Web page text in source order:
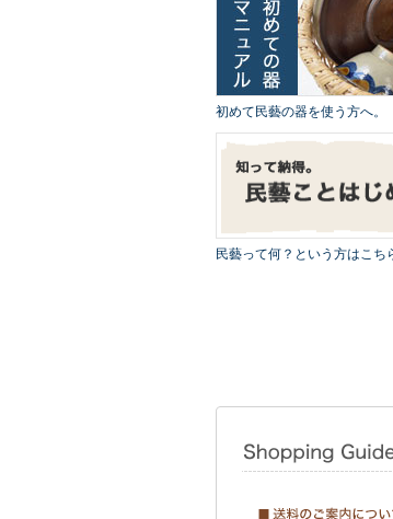
初めて民藝の器を使う方へ。
民藝って何？という方はこち